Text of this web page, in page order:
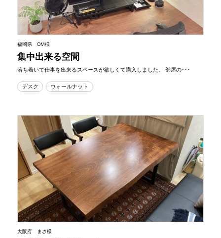
福岡県 OM様
集中出来る空間
落ち着いて仕事を出来るスペースが欲しくて購入しました。 部屋の･･･
デスク ウォールナット
大阪府 まさ様